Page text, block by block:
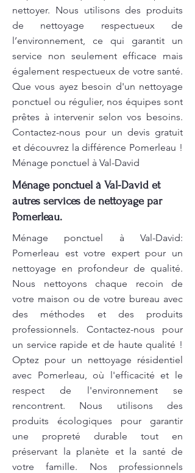
nettoyer. Nous utilisons des produits
de nettoyage respectueux de
l’environnement, ce qui garantit un
service non seulement efficace mais
également respectueux de votre santé.
Que vous ayez besoin d'un nettoyage
ponctuel ou régulier, nos équipes sont
prêtes à intervenir selon vos besoins.
Contactez-nous pour un devis gratuit
et découvrez la différence Pomerleau !
Ménage ponctuel à Val-David
Ménage ponctuel à Val-David et
autres services de nettoyage par
Pomerleau.
Ménage ponctuel à Val-David:
Pomerleau est votre expert pour un
nettoyage en profondeur de qualité.
Nous nettoyons chaque recoin de
votre maison ou de votre bureau avec
des méthodes et des produits
professionnels. Contactez-nous pour
un service rapide et de haute qualité !
Optez pour un nettoyage résidentiel
avec Pomerleau, où l'efficacité et le
respect de l'environnement se
rencontrent. Nous utilisons des
produits écologiques pour garantir
une propreté durable tout en
préservant la planète et la santé de
votre famille. Nos professionnels